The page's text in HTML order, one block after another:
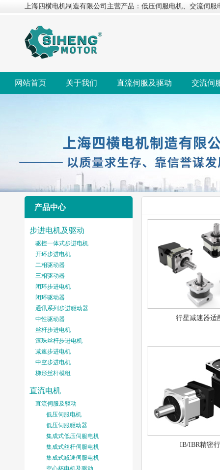
上海四横电机制造有限公司主营产品：低压伺服电机、交流伺
网站首页 关于我们 直流伺服及驱动 交流伺
产品中心
步进电机及驱动
驱控一体式步进电机
开环步进电机
二相驱动器
三相驱动器
闭环步进电机
闭环驱动器
通讯系列步进驱动器
中性驱动器
丝杆步进电机
滚珠丝杆步进电机
减速步进电机
中空步进电机
梯形丝杆模组
直流电机
直流伺服及驱动
低压伺服电机
低压伺服驱动器
集成式低压伺服电机
集成式丝杆伺服电机
集成式减速伺服电机
空心杯电机及驱动
行星减速器适
IB/IBR精密